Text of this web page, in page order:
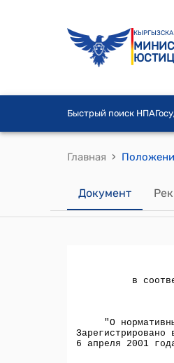
Быстрый поиск НПА
Главная ›
Документ